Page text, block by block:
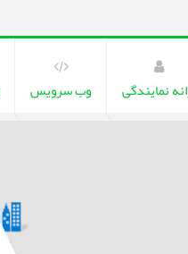
نمایندگی وب سرویس